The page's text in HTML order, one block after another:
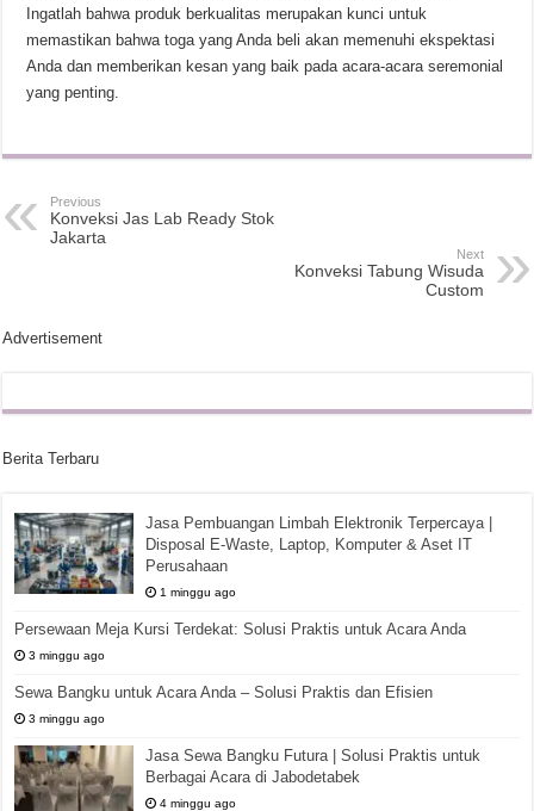
Ingatlah bahwa produk berkualitas merupakan kunci untuk
memastikan bahwa toga yang Anda beli akan memenuhi ekspektasi
Anda dan memberikan kesan yang baik pada acara-acara seremonial
yang penting.
Previous
Konveksi Jas Lab Ready Stok
Jakarta
Next
Konveksi Tabung Wisuda
Custom
Advertisement
Berita Terbaru
Jasa Pembuangan Limbah Elektronik Terpercaya |
Disposal E-Waste, Laptop, Komputer & Aset IT
Perusahaan
1 minggu ago
Persewaan Meja Kursi Terdekat: Solusi Praktis untuk Acara Anda
3 minggu ago
Sewa Bangku untuk Acara Anda – Solusi Praktis dan Efisien
3 minggu ago
Jasa Sewa Bangku Futura | Solusi Praktis untuk
Berbagai Acara di Jabodetabek
4 minggu ago